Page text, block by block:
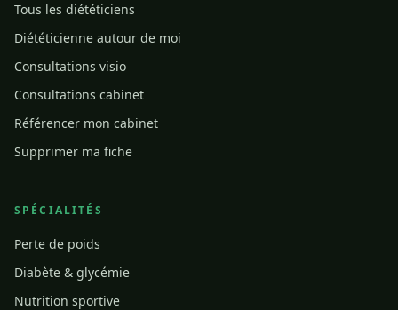
Tous les diététiciens
Diététicienne autour de moi
Consultations visio
Consultations cabinet
Référencer mon cabinet
Supprimer ma fiche
SPÉCIALITÉS
Perte de poids
Diabète & glycémie
Nutrition sportive